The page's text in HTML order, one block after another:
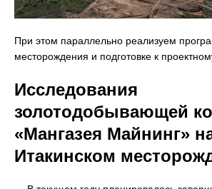
При этом параллельно реализуем
месторождения и подготовке к
Исследования
золотодобывающей
«Мангазея Майнинг»
Итакинском